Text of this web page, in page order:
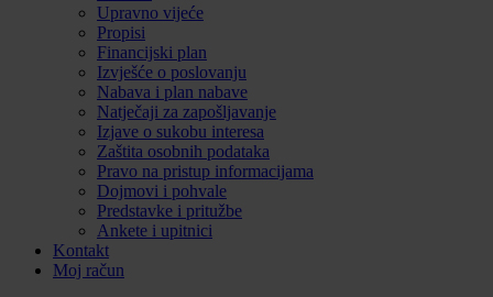
Upravno vijeće
Propisi
Financijski plan
Izvješće o poslovanju
Nabava i plan nabave
Natječaji za zapošljavanje
Izjave o sukobu interesa
Zaštita osobnih podataka
Pravo na pristup informacijama
Dojmovi i pohvale
Predstavke i pritužbe
Ankete i upitnici
Kontakt
Moj račun